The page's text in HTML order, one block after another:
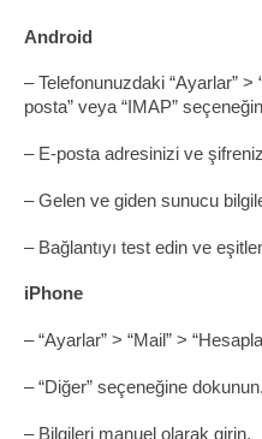
Android
– Telefonunuzdaki “Ayarlar” >
posta” veya “IMAP”
– E-posta adresinizi ve
– Gelen ve giden sunucu
– Bağlantıyı test edin ve
iPhone
– “Ayarlar” > “Mail” >
– “Diğer” seçeneğine dokunun.
– Bilgileri manuel olarak girin.